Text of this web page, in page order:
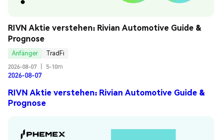
RIVN Aktie verstehen: Rivian Automotive Guide &
Prognose
Anfänger
TradFi
2026-08-07
5-10m
2026-08-07
RIVN Aktie verstehen: Rivian Automotive Guide &
Prognose